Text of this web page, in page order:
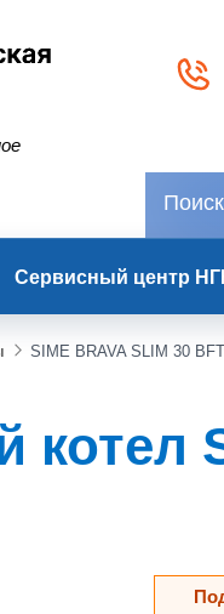
Сервисный центр
SIME BRAVA SLIM 30 BFT
котел